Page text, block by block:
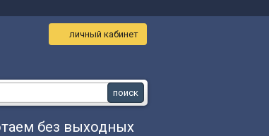
личный кабинет
без выходных